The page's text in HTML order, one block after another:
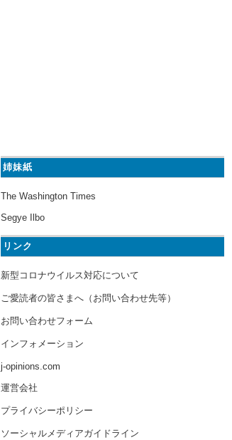
姉妹紙
The Washington Times
Segye Ilbo
リンク
新型コロナウイルス対応について
ご愛読者の皆さまへ（お問い合わせ先等）
お問い合わせフォーム
インフォメーション
j-opinions.com
運営会社
プライバシーポリシー
ソーシャルメディアガイドライン